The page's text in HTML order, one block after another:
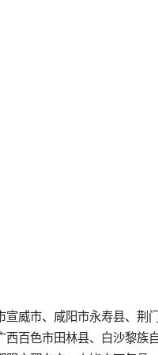
宣威市、咸阳市永寿县、荆
西百色市田林县、白沙黎族